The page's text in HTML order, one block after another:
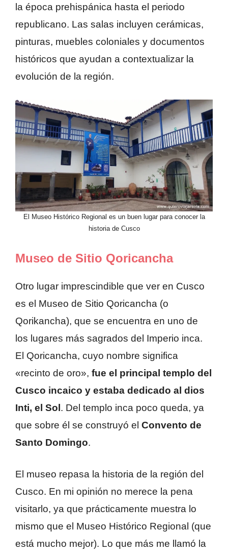
la época prehispánica hasta el periodo
republicano. Las salas incluyen cerámicas,
pinturas, muebles coloniales y documentos
históricos que ayudan a contextualizar la
evolución de la región.
El Museo Histórico Regional es un buen lugar para conocer la
historia de Cusco
Museo de Sitio Qoricancha
Otro lugar imprescindible que ver en Cusco
es el Museo de Sitio Qoricancha (o
Qorikancha), que se encuentra en uno de
los lugares más sagrados del Imperio inca.
El Qoricancha, cuyo nombre significa
«recinto de oro», fue el principal templo del
Cusco incaico y estaba dedicado al dios
Inti, el Sol . Del templo inca poco queda, ya
que sobre él se construyó el Convento de
Santo Domingo.
El museo repasa la historia de la región del
Cusco. En mi opinión no merece la pena
visitarlo, ya que prácticamente muestra lo
mismo que el Museo Histórico Regional (que
está mucho mejor). Lo que más me llamó la